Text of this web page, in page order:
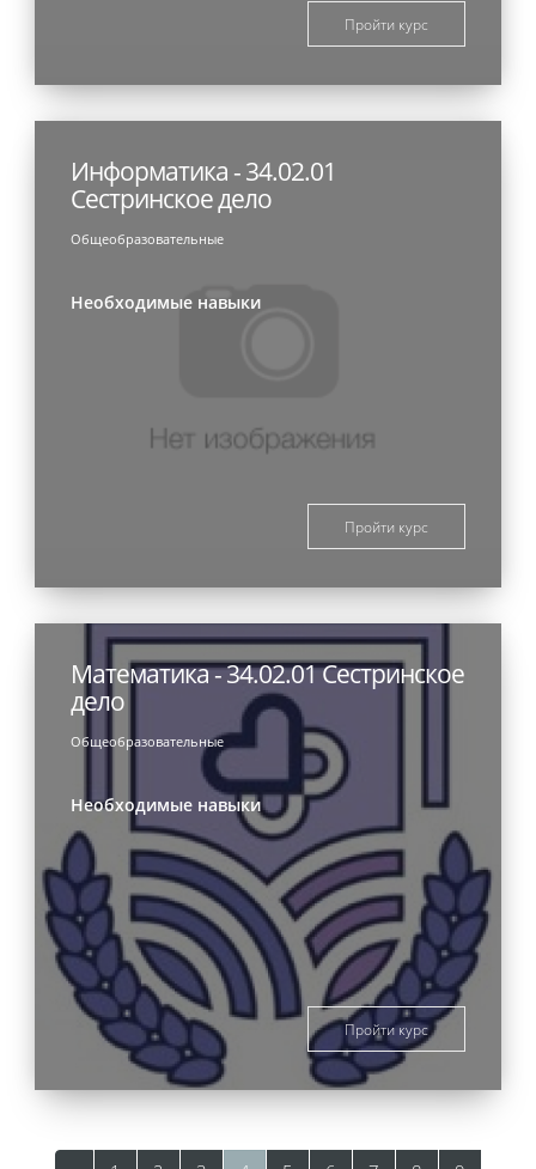
Пройти курс
Информатика - 34.02.01
Сестринское дело
Общеобразовательные
Необходимые навыки
Пройти курс
Математика - 34.02.01 Сестринское
дело
Общеобразовательные
Необходимые навыки
Пройти курс